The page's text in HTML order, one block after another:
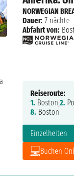
Einzelheiten
Buchen
NORWEGIAN
Dauer: 7 nächte
Abfahrt von:
Reiseroute:
1. Boston,2.
8. Boston